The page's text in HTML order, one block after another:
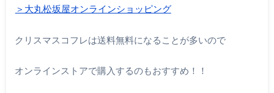
＞大丸松坂屋オンラインショッピング
クリスマスコフレは送料無料になることが多いので
オンラインストアで購入するのもおすすめ！！